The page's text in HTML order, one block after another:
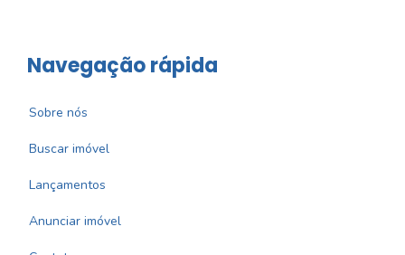
Navegação rápida
Sobre nós
Buscar imóvel
Lançamentos
Anunciar imóvel